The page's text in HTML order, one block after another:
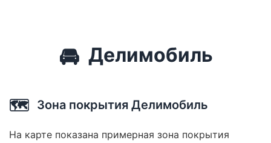
🚘 Делимобиль
🗺️ Зона покрытия Делимобиль
На карте показана примерная зона покрытия